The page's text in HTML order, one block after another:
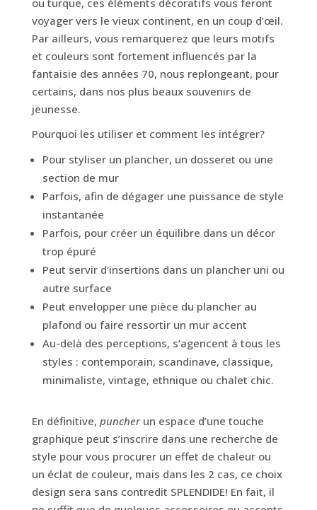
ou turque, ces éléments décoratifs vous feront
voyager vers le vieux continent, en un coup d’œil.
Par ailleurs, vous remarquerez que leurs motifs
et couleurs sont fortement influencés par la
fantaisie des années 70, nous replongeant, pour
certains, dans nos plus beaux souvenirs de
jeunesse.
Pourquoi les utiliser et comment les intégrer?
Pour styliser un plancher, un dosseret ou une
section de mur
Parfois, afin de dégager une puissance de style
instantanée
Parfois, pour créer un équilibre dans un décor
trop épuré
Peut servir d’insertions dans un plancher uni ou
autre surface
Peut envelopper une pièce du plancher au
plafond ou faire ressortir un mur accent
Au-delà des perceptions, s’agencent à tous les
styles : contemporain, scandinave, classique,
minimaliste, vintage, ethnique ou chalet chic.
En définitive, puncherun espace d’une touche
graphique peut s’inscrire dans une recherche de
style pour vous procurer un effet de chaleur ou
un éclat de couleur, mais dans les 2 cas, ce choix
design sera sans contredit SPLENDIDE! En fait, il